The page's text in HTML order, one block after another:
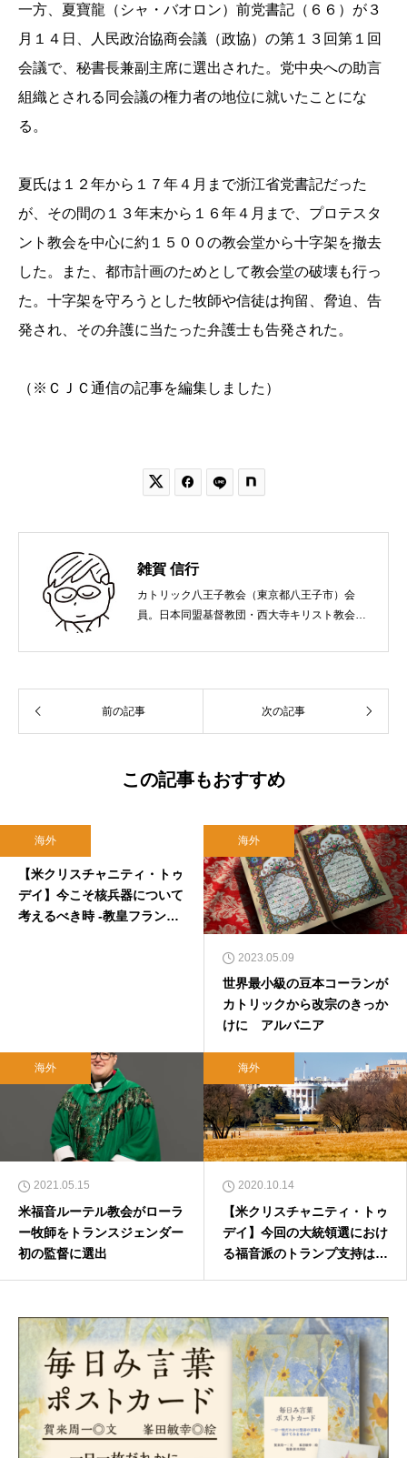
一方、夏寶龍（シャ・バオロン）前党書記（６６）が３
月１４日、人民政治協商会議（政協）の第１３回第１回
会議で、秘書長兼副主席に選出された。党中央への助言
組織とされる同会議の権力者の地位に就いたことにな
る。
夏氏は１２年から１７年４月まで浙江省党書記だった
が、その間の１３年末から１６年４月まで、プロテスタ
ント教会を中心に約１５００の教会堂から十字架を撤去
した。また、都市計画のためとして教会堂の破壊も行っ
た。十字架を守ろうとした牧師や信徒は拘留、脅迫、告
発され、その弁護に当たった弁護士も告発された。
（※ＣＪＣ通信の記事を編集しました）
 
雑賀 信行
カトリック八王子教会（東京都八王子市）会
員。日本同盟基督教団・西大寺キリスト教会
れ。関西学院大学社会学部卒業。９０年代、い
て、雜賀編集工房として独立。
前の記事 次の記事
この記事もおすすめ
海外
2020.08.09
【米クリスチャニティ・トゥ
デイ】今こそ核兵器について
考えるべき時 -教皇フランシ
海外
2023.05.09
世界最小級の豆本コーランが
カトリックから改宗のきっか
けに アルバニア
海外
2021.05.15
米福音ルーテル教会がローラ
ー牧師をトランスジェンダー
初の監督に選出
海外
2020.10.14
【米クリスチャニティ・トゥ
デイ】今回の大統領選におけ
る福音派のトランプ支持は前
で見えてきたもう一つの注目
点 （3）